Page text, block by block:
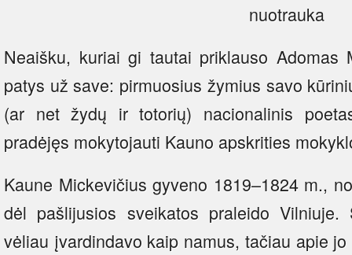
nuotrauka
Neaišku, kuriai gi tautai priklauso Adomas
patys už save: pirmuosius žymius savo
(ar net žydų ir totorių) nacionalinis
pradėjęs mokytojauti Kauno apskrities
Kaune Mickevičius gyveno 1819–1824 m.,
dėl pašlijusios sveikatos praleido
vėliau įvardindavo kaip namus, tačiau apie